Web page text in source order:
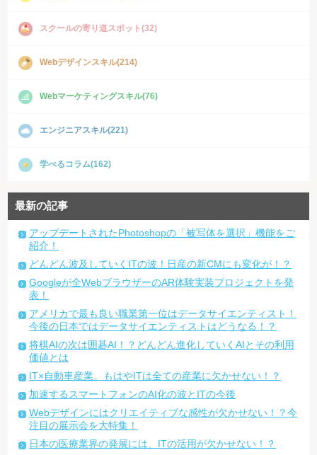
スクールの寄り道スポット(32)
Webデザインスキル(214)
Webマーケティングスキル(76)
エンジニアスキル(221)
学べるコラム(162)
最新の記事
アップデートされたPhotoshopの「被写体を選択」機能をご
紹介！
どんどん波及していくITの波！日産の新CMにも変化が！？
Googleが全WebブラウザーのAR体験実装プロジェクトを発
表！
アメリカで最も良い職業第一位はデータサイエンティスト！
今後の日本ではデータサイエンティストはどうなる！？
将棋AIの次は囲碁AI！？どんどん進化していくAIとその利用
価値とは
IT×自動車産業。もはやITは全ての産業に欠かせない！？
加速するスマートフォンのAI化の波とITの今後
Webデザインにはクリエイティブな感性が欠かせない！？今
注目の展示会を大特集！
日本の医療業界の発展には、ITの活用が欠かせない！？